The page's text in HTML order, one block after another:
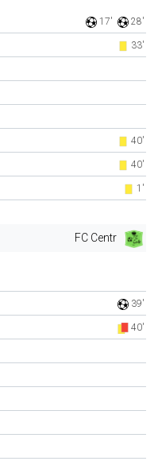
17' 28'
33'
40'
40'
1'
FC Centr
39'
40'